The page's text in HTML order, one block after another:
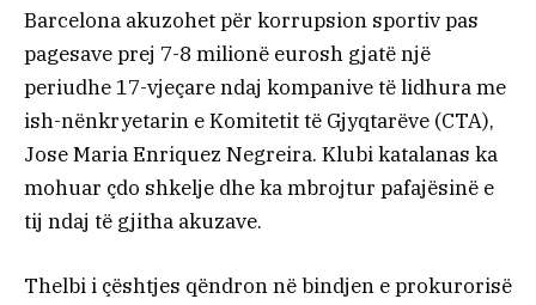
Barcelona akuzohet për korrupsion sportiv pas
pagesave prej 7-8 milionë eurosh gjatë një
periudhe 17-vjeçare ndaj kompanive të lidhura me
ish-nënkryetarin e Komitetit të Gjyqtarëve (CTA),
Jose Maria Enriquez Negreira. Klubi katalanas ka
mohuar çdo shkelje dhe ka mbrojtur pafajësinë e
tij ndaj të gjitha akuzave.
Thelbi i çështjes qëndron në bindjen e prokurorisë